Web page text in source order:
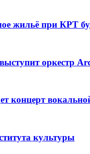
жильё при КРТ
оркестр
концерт
культуры